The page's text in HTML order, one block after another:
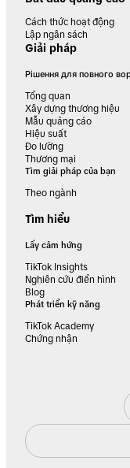
Cách thức hoạt động
Lập ngân sách
Giải pháp
Рішення для повного
Tổng quan
Xây dựng thương hiệu
Mẫu quảng cáo
Hiệu suất
Đo lường
Thương mại
Tìm giải pháp của bạn
Theo ngành
Tìm hiểu
Lấy cảm hứng
TikTok Insights
Nghiên cứu điển hình
Blog
Phát triển kỹ năng
TikTok Academy
Chứng nhận